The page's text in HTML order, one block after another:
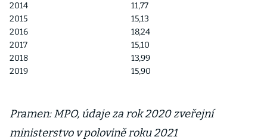
2014
11,77
2015
15,13
2016
18,24
2017
15,10
2018
13,99
2019
15,90
Pramen: MPO, údaje za rok 2020 zveřejní
ministerstvo v polovině roku 2021